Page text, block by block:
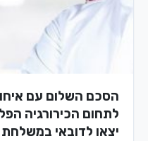
הסכם השלום עם
לתחום הכירורגיה
יצאו לדובאי